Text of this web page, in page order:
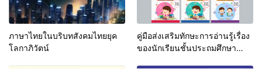
ภาษาไทยในบริบทสังคมไทยยุค
โลกาภิวัตน์
คู่มือส่งเสริมทักษะการอ่านรู้เรื่อง
ของนักเรียนชั้นประถมศึกษา